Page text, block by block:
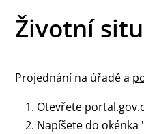
Životní
Projednání na úřadě a
Otevřete
Napíšete do